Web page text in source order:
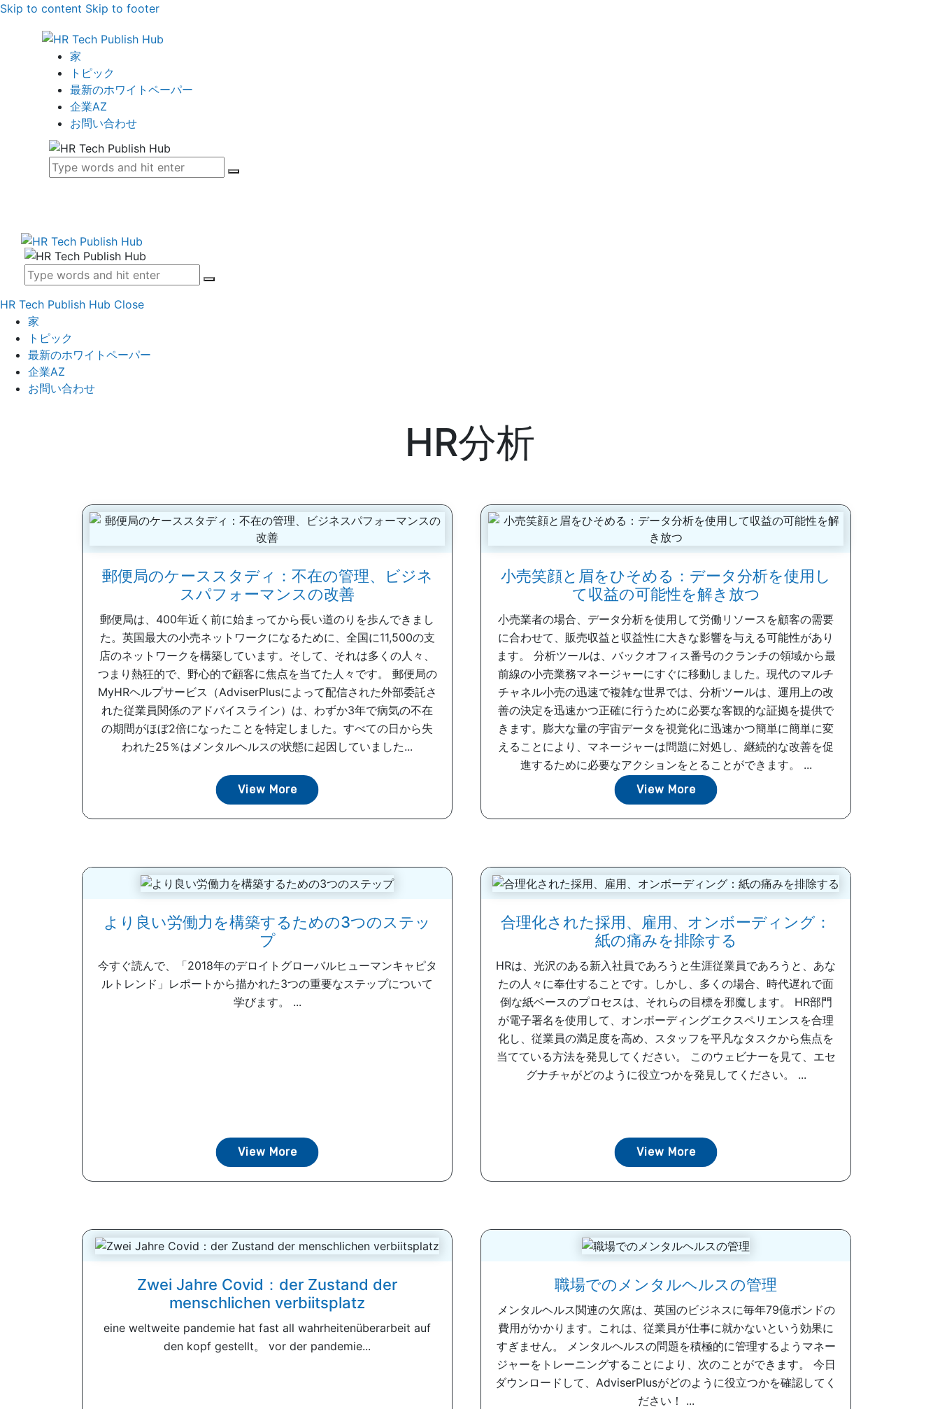
Skip to content Skip to footer
家
トピック
最新のホワイトペーパー
企業AZ
お問い合わせ
HR Tech Publish Hub Close
家
トピック
最新のホワイトペーパー
企業AZ
お問い合わせ
HR分析
郵便局のケーススタディ：不在の管理、ビジネ
スパフォーマンスの改善
郵便局は、400年近く前に始まってから長い道のりを歩んできまし
た。英国最大の小売ネットワークになるために、全国に11,500の支
店のネットワークを構築しています。そして、それは多くの人々、
つまり熱狂的で、野心的で顧客に焦点を当てた人々です。 郵便局の
MyHRヘルプサービス（AdviserPlusによって配信された外部委託さ
れた従業員関係のアドバイスライン）は、わずか3年で病気の不在
の期間がほぼ2倍になったことを特定しました。すべての日から失
われた25％はメンタルヘルスの状態に起因していました...
View More
小売笑顔と眉をひそめる：データ分析を使用し
て収益の可能性を解き放つ
小売業者の場合、データ分析を使用して労働リソースを顧客の需要
に合わせて、販売収益と収益性に大きな影響を与える可能性があり
ます。 分析ツールは、バックオフィス番号のクランチの領域から最
前線の小売業務マネージャーにすぐに移動しました。現代のマルチ
チャネル小売の迅速で複雑な世界では、分析ツールは、運用上の改
善の決定を迅速かつ正確に行うために必要な客観的な証拠を提供で
きます。膨大な量の宇宙データを視覚化に迅速かつ簡単に簡単に変
えることにより、マネージャーは問題に対処し、継続的な改善を促
進するために必要なアクションをとることができます。 ...
View More
より良い労働力を構築するための3つのステッ
プ
今すぐ読んで、「2018年のデロイトグローバルヒューマンキャピタ
ルトレンド」レポートから描かれた3つの重要なステップについて
学びます。 ...
View More
合理化された採用、雇用、オンボーディング：
紙の痛みを排除する
HRは、光沢のある新入社員であろうと生涯従業員であろうと、あな
たの人々に奉仕することです。しかし、多くの場合、時代遅れで面
倒な紙ベースのプロセスは、それらの目標を邪魔します。 HR部門
が電子署名を使用して、オンボーディングエクスペリエンスを合理
化し、従業員の満足度を高め、スタッフを平凡なタスクから焦点を
当てている方法を発見してください。 このウェビナーを見て、エセ
グナチャがどのように役立つかを発見してください。 ...
View More
Zwei Jahre Covid：der Zustand der
menschlichen verbiitsplatz
eine weltweite pandemie hat fast all wahrheitenüberarbeit auf
den kopf gestellt。 vor der pandemie...
職場でのメンタルヘルスの管理
メンタルヘルス関連の欠席は、英国のビジネスに毎年79億ポンドの
費用がかかります。これは、従業員が仕事に就かないという効果に
すぎません。 メンタルヘルスの問題を積極的に管理するようマネー
ジャーをトレーニングすることにより、次のことができます。 今日
ダウンロードして、AdviserPlusがどのように役立つかを確認してく
ださい！ ...